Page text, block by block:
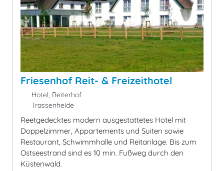
Friesenhof Reit- & Freizeithotel
Hotel, Reiterhof
Trassenheide
Reetgedecktes modern ausgestattetes Hotel mit
Doppelzimmer, Appartements und Suiten sowie
Restaurant, Schwimmhalle und Reitanlage. Bis zum
Ostseestrand sind es 10 min. Fußweg durch den
Küstenwald.